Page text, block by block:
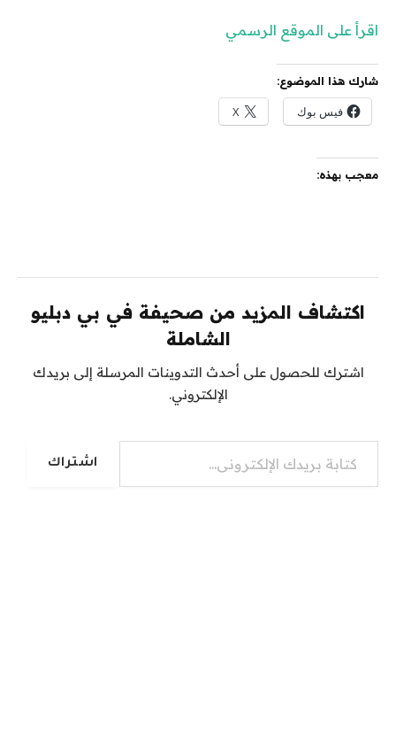
اقرأ على الموقع الرسمي
شارك هذا الموضوع:
فيس بوك X
معجب بهذه:
اكتشاف المزيد من صحيفة في بي دبليو
الشاملة
اشترك للحصول على أحدث التدوينات المرسلة إلى بريدك
الإلكتروني.
كتابة بريدك الإلكتروني...
اشتراك